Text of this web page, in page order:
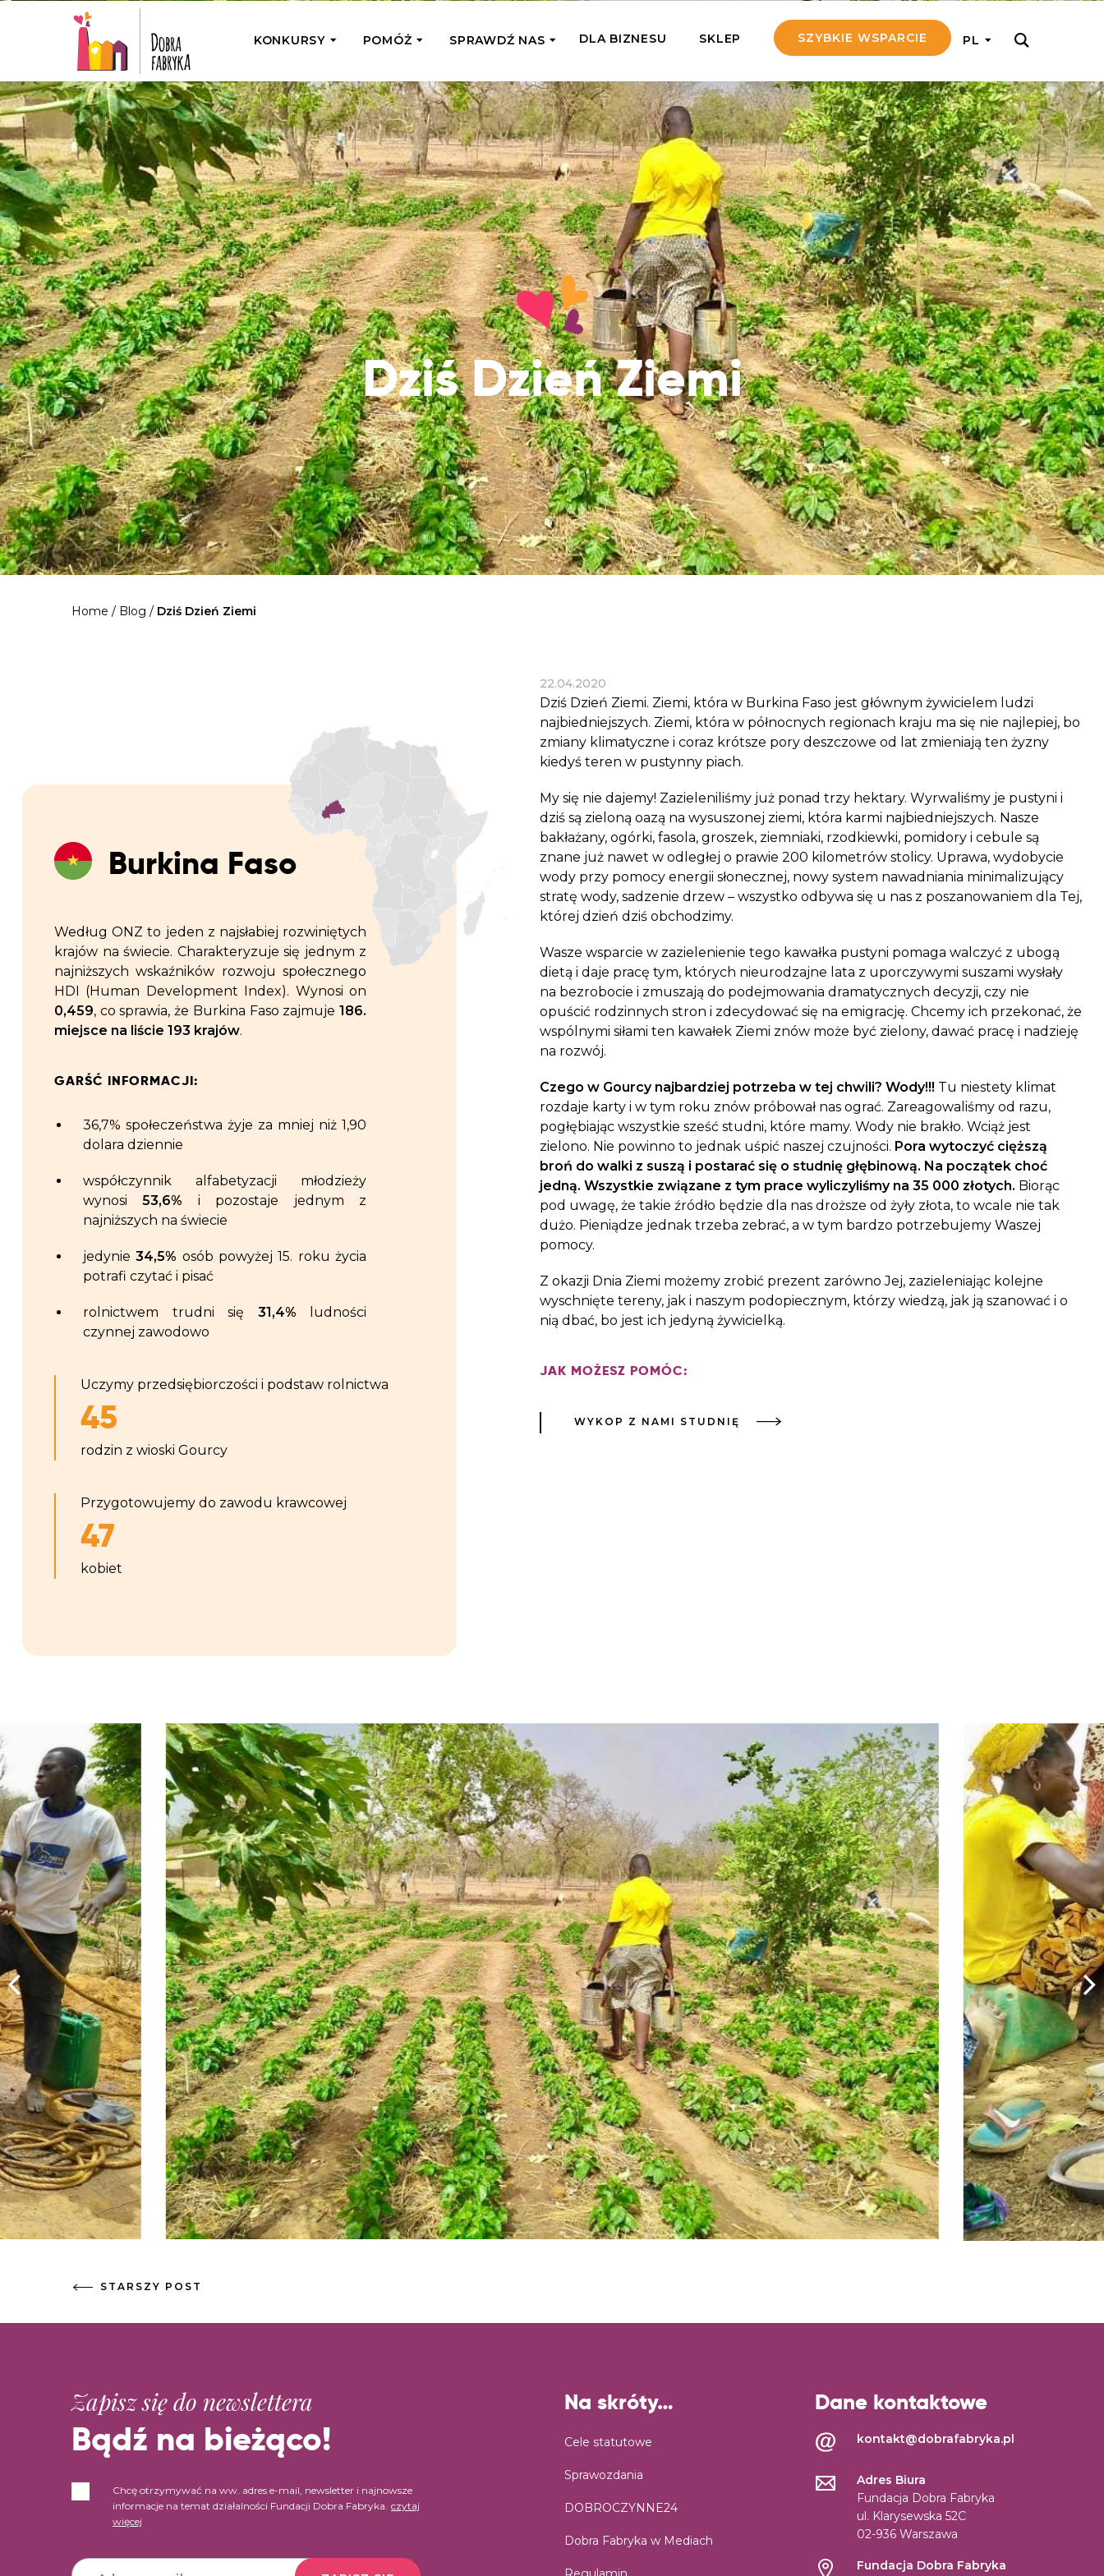
KONKURSY
Wyjedź z Nami
Odwiedź jedno z miejsc, w których
działamy
Przybij 5 w 7 Ogrodach
Wyjedź do Grecji z Michałem
Żakowskim z Radia 357
POMÓŻ
POMAGAM JEDNORAZOWO
Przekaż Kalorie
Podaruj dziecku posiłek z okazji Dnia
Dziecka
Podaruj 1,5%
Przekaż niewielką część swojego
podatku naszym podopiecznym
Pilna Pomoc
Przekaż pomoc tam, gdzie jest teraz
najbardziej potrzebna
Dobroczynne24
Zrób zakupy dla potrzebujących w
markecie z dobrymi uczynkami
Warzywniak Charbela
Zrób zakupy u niewidomego Charbela i
wspieraj Głodnych
WSPIERAM REGULARNIE
Przybij nam 5!
Pomagaj efektywnie, przekazując na
pomoc 5 zł tygodniowo
Adoptuj Seniora
Dołącz do rodziny Seniora, wspierając
go finansowo i emocjonalnie
Drużyny Aniołów
Wspieraj pracę konkretnego misjonarza
i pozostań z nim kontakcie
Wiatraczek dla Życia
Uratuj dziecko cierpiące z powodu
głodu i wspieraj edukację rodziców
SPRAWDŹ NAS
Zespół Fundacji
Poznaj listonoszy przekazanego przez
Ciebie wsparcia
Jak pomagamy
Karmimy, Leczymy, Uczymy, Dajemy
Pracę – sprawdź co to oznacza w
praktyce
Co już zrobiliśmy
Przeczytaj historie ludzi, którym już
pomogliśmy
Gdzie działamy
Sprawdź listę miejsc, do których dociera
Twoja pomoc
Sprawozdania
Zweryfikuj, w jaki sposób wydajemy
przekazane Darowizny
Cele statutowe
Sprawdź cele naszej organizacji
Kontakt
DLA BIZNESU SKLEP SZYBKIE WSPARCIE PL
Dziś Dzień Ziemi
Home / Blog / Dziś Dzień Ziemi
Burkina Faso
Według ONZ to jeden z najsłabiej rozwiniętych
krajów na świecie. Charakteryzuje się jednym z
najniższych wskaźników rozwoju społecznego
HDI (Human Development Index). Wynosi on
0,459, co sprawia, że Burkina Faso zajmuje 186.
miejsce na liście 193 krajów.
GARŚĆ INFORMACJI:
36,7% społeczeństwa żyje za mniej niż 1,90
dolara dziennie
współczynnik alfabetyzacji młodzieży
wynosi53,6% i pozostaje jednym z
najniższych na świecie
jedynie34,5% osób powyżej 15. roku życia
potrafi czytać i pisać
rolnictwem trudni się 31,4% ludności
czynnej zawodowo
Uczymy przedsiębiorczości i podstaw rolnictwa
45
rodzin z wioski Gourcy
Przygotowujemy do zawodu krawcowej
47
kobiet
22.04.2020
Dziś Dzień Ziemi. Ziemi, która w Burkina Faso jest głównym żywicielem ludzi
najbiedniejszych. Ziemi, która w północnych regionach kraju ma się nie najlepiej, bo
zmiany klimatyczne i coraz krótsze pory deszczowe od lat zmieniają ten żyzny
kiedyś teren w pustynny piach.
My się nie dajemy! Zazieleniliśmy już ponad trzy hektary. Wyrwaliśmy je pustyni i
dziś są zieloną oazą na wysuszonej ziemi, która karmi najbiedniejszych. Nasze
bakłażany, ogórki, fasola, groszek, ziemniaki, rzod kiewki, pomidory i cebule są
znane już nawet w odległej o prawie 200 kilometrów stolicy. Uprawa, wydobycie
wody przy pomocy energii słonecznej, nowy system nawadniania minimalizujący
stratę wody, sadzenie drzew – wszystko odbywa się u nas z poszanowaniem dla Tej,
której dzień dziś obchodzimy.
Wasze wsparcie w zazielenienie tego kawałka pustyni pomaga walczyć z ubogą
dietą i daje pracę tym, których nieurodzajne lata z uporczywymi suszami wysłały
na bezrobocie i zmuszają do podejmowania dramatycznych decyzji, czy nie
opuścić rodzinnych stron i zdecydować się na emigrację. Chcemy ich przekonać, że
wspólnymi siłami ten kawałek Ziemi znów może być zielony, dawać pracę i nadzieję
na rozwój.
Czego w Gourcy najbardziej potrzeba w tej chwili? Wody!!! Tu niestety klimat
rozdaje karty i w tym roku znów próbował nas ograć. Zareagowaliśmy od razu,
pogłębiając wszystkie sześć studni, które mamy. Wody nie brakło. Wciąż jest
zielono. Nie powinno to jednak uśpić naszej czujności. Pora wytoczyć cięższą
broń do walki z suszą i postarać się o studnię głębinową. Na początek choć
jedną. Wszystkie związane z tym prace wyliczyliśmy na 35 000 złotych. Biorąc
pod uwagę, że takie źródło będzie dla nas droższe od żyły złota, to wcale nie tak
dużo. Pieniądze jednak trzeba zebrać, a w tym bardzo potrzebujemy Waszej
pomocy.
Z okazji Dnia Ziemi możemy zrobić prezent zarówno Jej, zazieleniając kolejne
wyschnięte tereny, jak i naszym podopiecznym, którzy wiedzą, jak ją szanować i o
nią dbać, bo jest ich jedyną żywicielką.
JAK MOŻESZ POMÓC:
WYKOP Z NAMI STUDNIĘ
STARSZY POST
Zapisz się do newslettera
Bądź na bieżąco!
Chcę otrzymywać na ww. adres e-mail, newsletter i najnowsze
informacje na temat działalności Fundacji Dobra Fabryka. czytaj
więcej
Na skróty…
Cele statutowe
Sprawozdania
DOBROCZYNNE24
Dobra Fabryka w Mediach
Dane kontaktowe
kontakt@dobrafabryka.pl
Adres Biura
Fundacja Dobra Fabryka
ul. Klarysewska 52C
02-936 Warszawa
Fundacja Dobra Fabryka